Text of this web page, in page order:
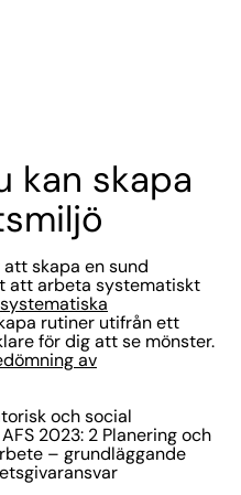
kan skapa
skapa en sund
att arbeta systematiskt
systematiska
rutiner utifrån ett
för dig att se mönster.
av
och social
2023: 2 Planering och
– grundläggande